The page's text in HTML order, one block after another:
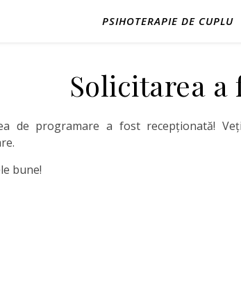
PSIHOTERAPIE DE CUPLU
Solicitarea
de programare a fost recepționată!
bune!